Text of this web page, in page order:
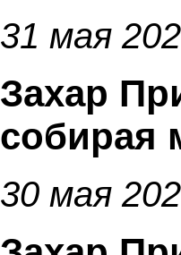
31 мая
Захар
собирая
30 мая